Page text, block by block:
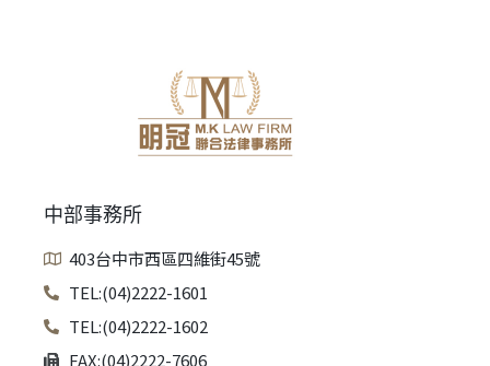
中部事務所
403台中市西區四維街45號
TEL:(04)2222-1601
TEL:(04)2222-1602
FAX:(04)2222-7606